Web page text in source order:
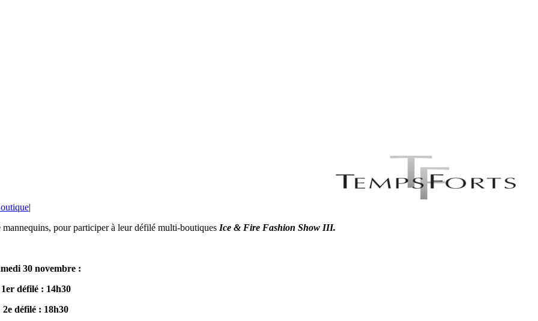
|
pour participer à leur défilé multi-boutiques Ice & Fire Fashion Show III.
30 novembre :
1er défilé : 14h30
2e défilé : 18h30